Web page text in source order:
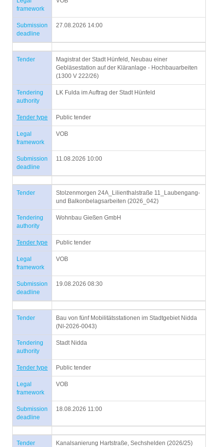
framework
Submission
deadline
27.08.2026 14:00
Tender
Magistrat der Stadt Hünfeld, Neubau einer
Gebläsestation auf der Kläranlage - Hochbauarbeiten
(1300 V 222/26)
Tendering
authority
LK Fulda im Auftrag der Stadt Hünfeld
Tender type Public tender
Legal
framework
VOB
Submission
deadline
11.08.2026 10:00
Tender
Stolzenmorgen 24A_Lilienthalstraße 11_Laubengang-
und Balkonbelagsarbeiten (2026_042)
Tendering
authority
Wohnbau Gießen GmbH
Tender type Public tender
Legal
framework
VOB
Submission
deadline
19.08.2026 08:30
Tender
Bau von fünf Mobilitätsstationen im Stadtgebiet Nidda
(NI-2026-0043)
Tendering
authority
Stadt Nidda
Tender type Public tender
Legal
framework
VOB
Submission
deadline
18.08.2026 11:00
Tender Kanalsanierung Hartstraße, Sechshelden (2026/25)